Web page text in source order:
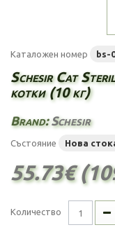
Каталожен номер bs-
Schesir Cat
котки (10 кг)
Brand:Schesir
Състояние Нова
55.73€
Количество